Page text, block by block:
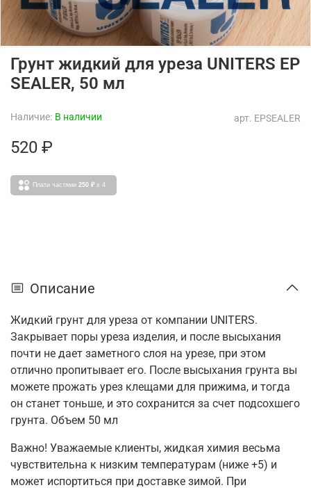
арт. EPSEALER
Наличие: В наличии
Грунт жидкий для уреза UNITERS EP
SEALER, 50 мл
520 ₽
Плати частями 250 ₽ x 4
Описание
Жидкий грунт для уреза от компании UNITERS.
Закрывает поры уреза изделия, и после высыхания
почти не дает заметного слоя на урезе, при этом
отлично пропитывает его. После высыхания грунта вы
можете прожать урез клещами для прижима, и тогда
он станет тоньше, и это сохранится за счет подсохшего
грунта. Объем 50 мл
Важно! Уважаемые клиенты, жидкая химия весьма
чувствительна к низким температурам (ниже +5) и
может испортиться при доставке зимой. При